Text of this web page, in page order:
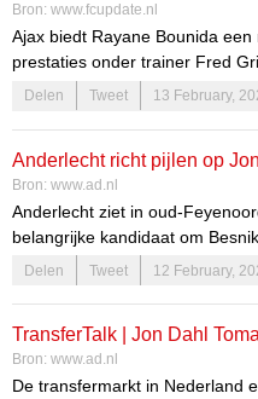
contractvoorstel
Bron: www.fcupdate.nl
Ajax biedt Rayane Bounida
prestaties onder trainer Fred
middenvelder, die in 2022 van
gemaakt in het eerste elftal en
Delen Tweet 13 February,
Anderlecht richt pijlen op
Schreuder op lijst
Bron: www.ad.nl
Anderlecht ziet in oud-
belangrijke kandidaat om
Deen was recent nog coach
van Zweden.
Delen Tweet 12 February,
TransferTalk | Jon Dahl
Anderlecht, Sean Dyche
Bron: www.ad.nl
De transfermarkt in Nederland